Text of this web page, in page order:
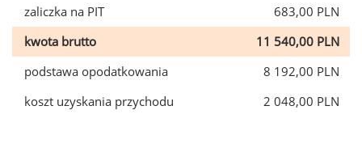
zaliczka na PIT
683,00 PLN
kwota brutto
11 540,00 PLN
podstawa opodatkowania
8 192,00 PLN
koszt uzyskania przychodu
2 048,00 PLN